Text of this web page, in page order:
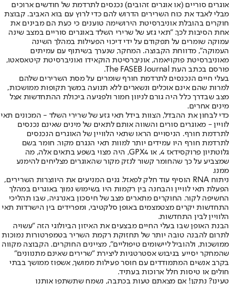
אוגרים סוריים (או אוגרים זהובים) נכנסים לתרדמת של חודשים ארוכים
מבלי לאבד את כוח השרירים הדרוש להם כדי לרוץ עם בוא האביב. קבוצת
חוקרים בהובלת אוניברסיטת הירושימה טוענים כי כעת הם מבינים את
אחת הסיבות לכך. "תאי גזע של שרירי השלד באוגרים סוריים במצב שינה
עמוקה שומרים על תפקודם על ידי דיכוי הפעילות במהלך השינה
העמוקה", מדווחת הקבוצה. המחקר, שנערך בשיתוף עם עמיתים
מאוניברסיטת פוקויאמה, אוניברסיטת הוקאידו ואוניברסיטת קיטאסאטו,
פורסם בכתב העת The FASEB Journal.
בעלי חיים הנכנסים לתרדמת חורף שומרים על מסת השרירים שלהם
למרות שהם אינם אוכלים ונשארים ללא תנועה במשך תקופות ממושכות,
מצב שבדרך כלל היה גורם לניוון חמור ולפגיעה ביכולת ההתחדשות אצל
מינים אחרים.
כדי לבחון את ההבדל, הצוות בידל תאי גזע של שרירי השלד - המכונים תאי
לוויין - מאוגרים סורים והשווה אותם לתאים של מינים שאינם נכנסים
לתרדמת חורף. הניסויים הראו שתאי הלוויין של האוגרים הנכנסים
לתרדמת חורף היו עמידים יותר למוות תאי הנגרם מקור. חומר בשם
גלוטתיון פרוקסידאז 4, או GPX4, היה מצוי בשפע בתאים אלה, מה
שמצביע על כך שהחומר קשור לנזק מקור שהאוגרים מצליחים להימנע
ממנו.
ניתוח RNA הוסיף עוד חלק לפאזל. גנים המניעים את היווצרות השרירים,
הפעלת תאי לוויין והבחנה בין רקמות היו בשימוש נמוך באוגרים במהלך
החשיפה לקור. החוקרים מתארים מצב של חיסכון באנרגיה, שבו תהליכי
התחדשות יקרים מצטמצמים באופן סלקטיבי, ומפרידים בין הישרדות תאי
הלוויין לבין התחדשות.
הבנת האופן שבו בעלי החיים מבצעים את האיזון הביולוגי הזה "עשויה
לתרום להבנה טובה יותר של תחזוקת רקמת השריר בטמפרטורות נמוכות
ממושכות, ולהוביל ליישומים טיפוליים", מציינים החוקרים. הקבוצה מקווה
שהמחקר יסייע בגיבוש אסטרטגיות ליצירת "שרירים שאינם מתנוונים"
בקרב אנשים המתמודדים עם חוסר פעילות ממושך, אשפוז ממושך בבתי
חולים או טיסות חלל ארוכות בעתיד.
טעינו? נתקן! אם מצאתם טעות בכתבה, נשמח שתשתפו אותנו